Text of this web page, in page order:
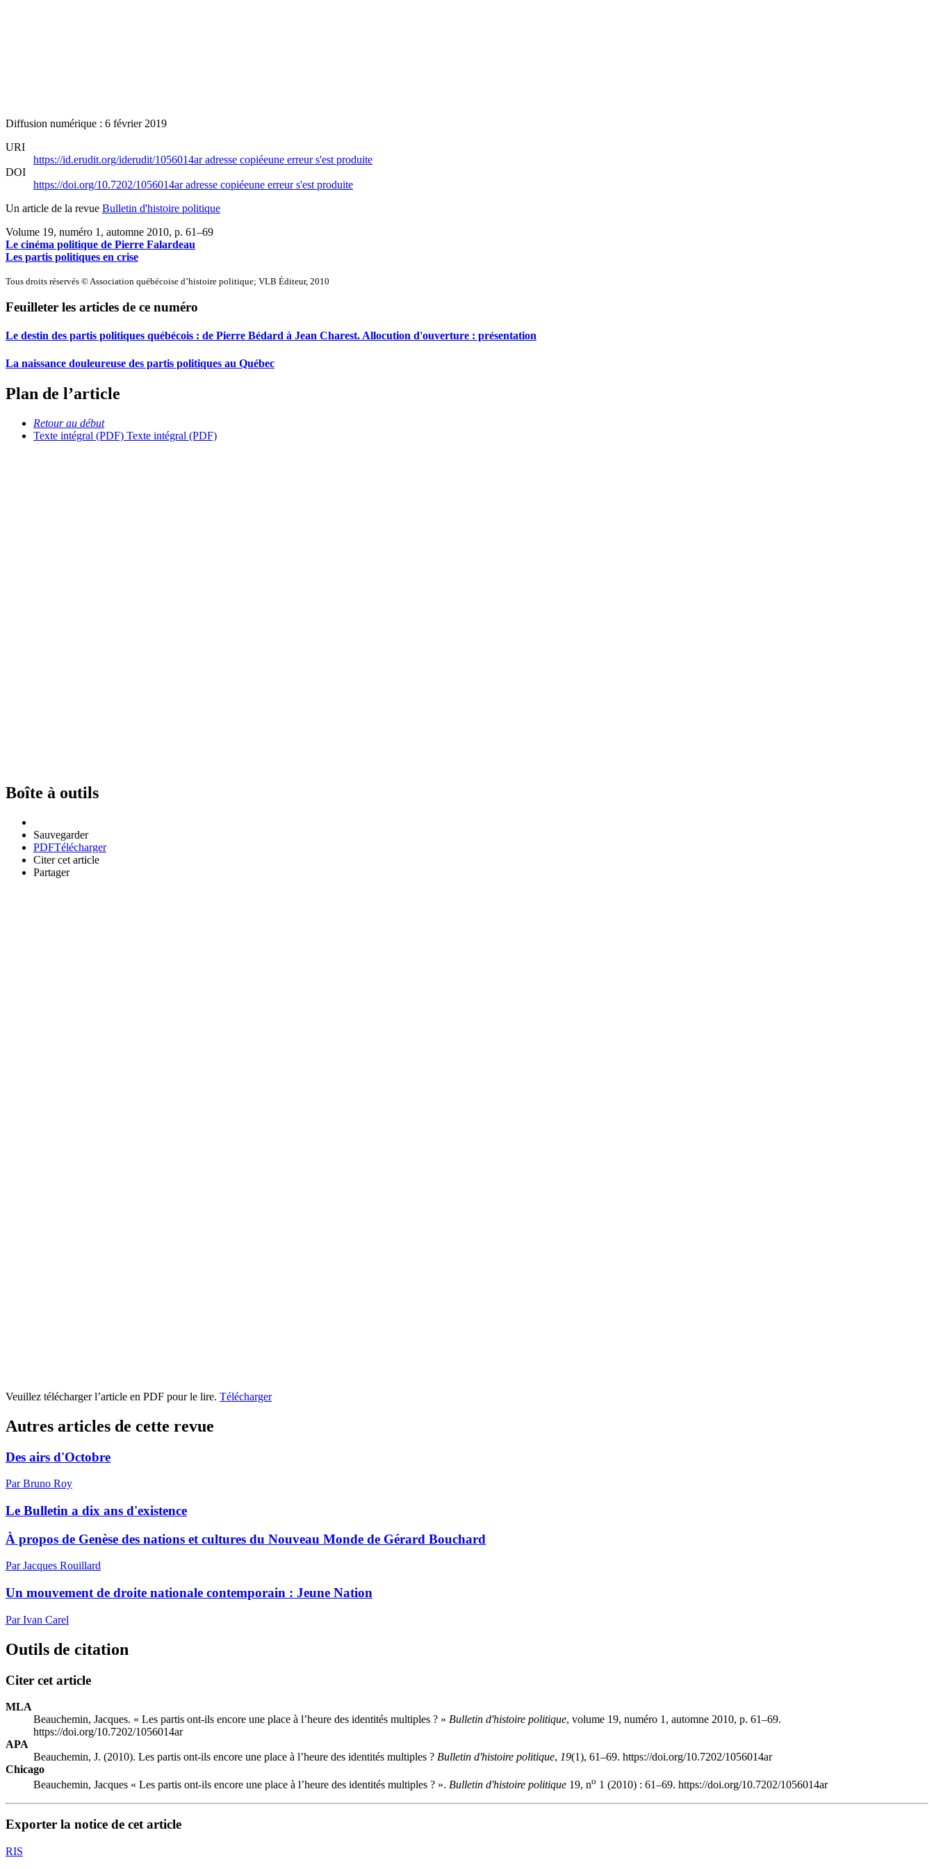
Diffusion numérique : 6 février 2019
URI
https://id.erudit.org/iderudit/1056014aradresse copiéeune erreur s'est produite
DOI
https://doi.org/10.7202/1056014aradresse copiéeune erreur s'est produite
Un article de la revue Bulletin d'histoire politique
Volume 19, numéro 1, automne 2010, p. 61–69
Le cinéma politique de Pierre Falardeau
Les partis politiques en crise
Tous droits réservés © Association québécoise d’histoire politique; VLB Éditeur, 2010
Feuilleter les articles de ce numéro
Le destin des partis politiques québécois : de Pierre Bédard à Jean Charest. Allocution d'ouverture : présentation
La naissance douleureuse des partis politiques au Québec
Plan de l’article
Retour au début
Texte intégral (PDF) Texte intégral (PDF)
Boîte à outils
Sauvegarder
PDFTélécharger
Citer cet article
Partager
Veuillez télécharger l’article en PDF pour le lire. Télécharger
Autres articles de cette revue
Des airs d'Octobre
Par Bruno Roy
Le Bulletin a dix ans d'existence
À propos de Genèse des nations et cultures du Nouveau Monde de Gérard Bouchard
Par Jacques Rouillard
Un mouvement de droite nationale contemporain : Jeune Nation
Par Ivan Carel
Outils de citation
Citer cet article
MLA
Beauchemin, Jacques. « Les partis ont-ils encore une place à l’heure des identités multiples ? » Bulletin d'histoire politique, volume 19, numéro 1, automne 2010, p. 61–69.
https://doi.org/10.7202/1056014ar
APA
Beauchemin, J. (2010). Les partis ont-ils encore une place à l’heure des identités multiples ? Bulletin d'histoire politique, 19(1), 61–69. https://doi.org/10.7202/1056014ar
Chicago
Beauchemin, Jacques « Les partis ont-ils encore une place à l’heure des identités multiples ? ». Bulletin d'histoire politique 19, no 1 (2010) : 61–69. https://doi.org/10.7202/1056014ar
Exporter la notice de cet article
RIS